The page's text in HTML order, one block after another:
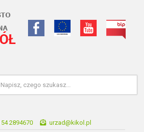
2894670
urzad@kikol.pl